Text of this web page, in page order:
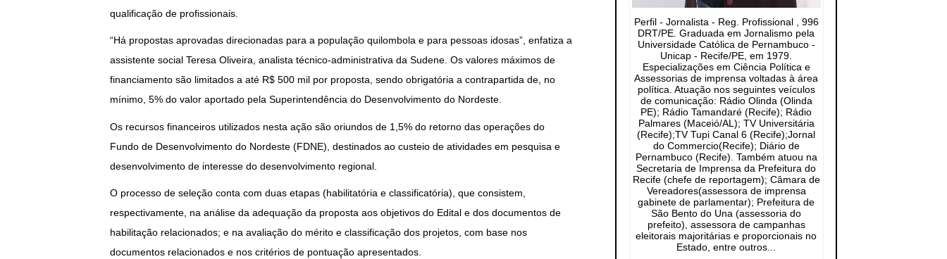
qualificação de profissionais.
“Há propostas aprovadas direcionadas para a população quilombola e para pessoas idosas”, enfatiza a
assistente social Teresa Oliveira, analista técnico-administrativa da Sudene. Os valores máximos de
financiamento são limitados a até R$ 500 mil por proposta, sendo obrigatória a contrapartida de, no
mínimo, 5% do valor aportado pela Superintendência do Desenvolvimento do Nordeste.
Os recursos financeiros utilizados nesta ação são oriundos de 1,5% do retorno das operações do
Fundo de Desenvolvimento do Nordeste (FDNE), destinados ao custeio de atividades em pesquisa e
desenvolvimento de interesse do desenvolvimento regional.
O processo de seleção conta com duas etapas (habilitatória e classificatória), que consistem,
respectivamente, na análise da adequação da proposta aos objetivos do Edital e dos documentos de
habilitação relacionados; e na avaliação do mérito e classificação dos projetos, com base nos
documentos relacionados e nos critérios de pontuação apresentados.
Perfil - Jornalista - Reg. Profissional , 996
DRT/PE. Graduada em Jornalismo pela
Universidade Católica de Pernambuco -
Unicap - Recife/PE, em 1979.
Especializações em Ciência Política e
Assessorias de imprensa voltadas à área
política. Atuação nos seguintes veículos
de comunicação: Rádio Olinda (Olinda
PE); Rádio Tamandaré (Recife); Rádio
Palmares (Maceió/AL); TV Universitária
(Recife);TV Tupi Canal 6 (Recife);Jornal
do Commercio(Recife); Diário de
Pernambuco (Recife). Também atuou na
Secretaria de Imprensa da Prefeitura do
Recife (chefe de reportagem); Câmara de
Vereadores(assessora de imprensa
gabinete de parlamentar); Prefeitura de
São Bento do Una (assessoria do
prefeito), assessora de campanhas
eleitorais majoritárias e proporcionais no
Estado, entre outros...